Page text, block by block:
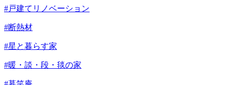
#戸建てリノベーション
#断熱材
#星と暮らす家
#暖・談・段・毯の家